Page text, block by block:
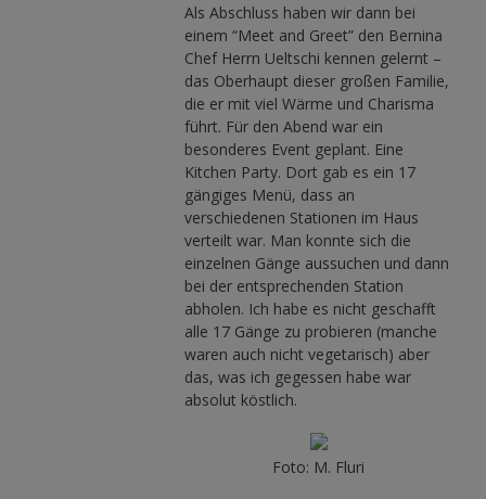
Als Abschluss haben wir dann bei
einem “Meet and Greet” den Bernina
Chef Herrn Ueltschi kennen gelernt –
das Oberhaupt dieser großen Familie,
die er mit viel Wärme und Charisma
führt. Für den Abend war ein
besonderes Event geplant. Eine
Kitchen Party. Dort gab es ein 17
gängiges Menü, dass an
verschiedenen Stationen im Haus
verteilt war. Man konnte sich die
einzelnen Gänge aussuchen und dann
bei der entsprechenden Station
abholen. Ich habe es nicht geschafft
alle 17 Gänge zu probieren (manche
waren auch nicht vegetarisch) aber
das, was ich gegessen habe war
absolut köstlich.
Foto: M. Fluri